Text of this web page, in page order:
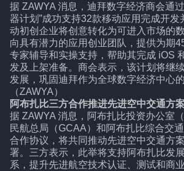
据 ZAWYA 消息，迪拜数字经济商会通
器计划”成功支持32款移动应用完成开发
动初创企业将创意转化为可进入市场的
向具有潜力的应用创业团队，提供为期
专家辅导和实操支持，帮助其完成 iOS
发及上架准备。商会表示，该计划将继
发展，巩固迪拜作为全球数字经济中心的
（ZAWYA）
阿布扎比三方合作推进先进空中交通方
据 ZAWYA 消息，阿布扎比投资办公室
民航总局（GCAA）和阿布扎比综合交
合作协议，将共同推动先进空中交通方
署。三方表示，此举将支持阿布扎比发
系，提升先进航空技术认证、测试和商